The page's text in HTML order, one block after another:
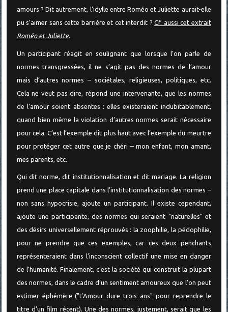
amours ? Dit autrement, l’idylle entre Roméo et Juliette aurait-elle
pu s’aimer sans cette barrière et cet interdit ?Cf. aussi cet extrait
Roméo et Juliette.
Un participant réagit en soulignant que lorsque l’on parle de
normes transgressées, il ne s’agit pas des normes de l’amour
mais d’autres normes – sociétales, religieuses, politiques, etc.
Cela ne veut pas dire, répond une intervenante, que les normes
de l’amour soient absentes : elles existeraient indubitablement,
quand bien même la violation d’autres normes serait nécessaire
pour cela. C’est l’exemple dit plus haut avec l’exemple du meurtre
pour protéger cet autre que je chéri – mon enfant, mon amant,
mes parents, etc.
Qui dit norme, dit institutionnalisation et dit mariage. La religion
prend une place capitale dans l’institutionnalisation des normes –
non sans hypocrisie, ajoute un participant. Il existe cependant,
ajoute une participante, des normes qui seraient "naturelles" et
des désirs universellement réprouvés : la zoophilie, la pédophilie,
pour ne prendre que ces exemples, car ces deux penchants
représenteraient dans l’inconscient collectif une mise en danger
de l’humanité. Finalement, c’est la société qui construit la plupart
des normes, dans le cadre d’un sentiment amoureux que l’on peut
estimer éphémère ("L’Amour dure trois ans" pour reprendre le
titre d’un film récent). Une des normes, justement, serait que les